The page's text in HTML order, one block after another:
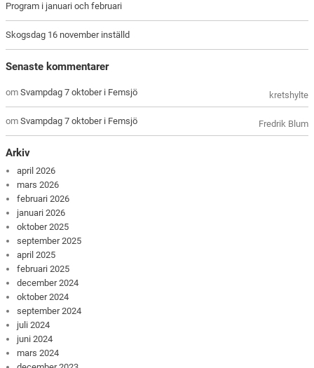
Program i januari och februari
Skogsdag 16 november inställd
Senaste kommentarer
kretshylte
omSvampdag 7 oktober i Femsjö
Fredrik Blum
omSvampdag 7 oktober i Femsjö
Arkiv
april 2026
mars 2026
februari 2026
januari 2026
oktober 2025
september 2025
april 2025
februari 2025
december 2024
oktober 2024
september 2024
juli 2024
juni 2024
mars 2024